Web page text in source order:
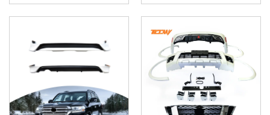
stepenica za Land Cruiser
LC200 2008-2020
Karoserija 3 komplet za Land
Cruiser LC200